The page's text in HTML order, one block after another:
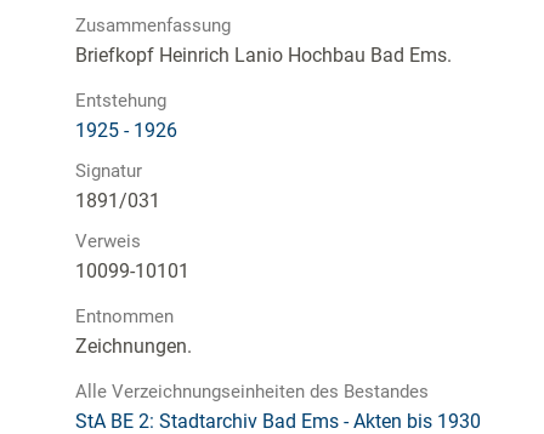
Zusammenfassung
Briefkopf Heinrich Lanio Hochbau Bad Ems.
Entstehung
1925 - 1926
Signatur
1891/031
Verweis
10099-10101
Entnommen
Zeichnungen.
Alle Verzeichnungseinheiten des Bestandes
StA BE 2: Stadtarchiv Bad Ems - Akten bis 1930